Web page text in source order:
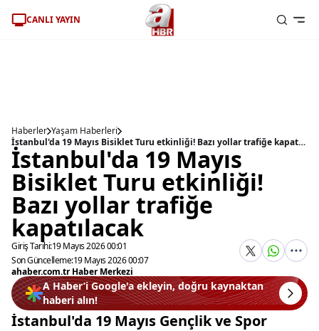
CANLI YAYIN
Haberler Yaşam Haberleri
İstanbul'da 19 Mayıs Bisiklet Turu etkinliği! Bazı yollar trafiğe kapatılacak
İstanbul'da 19 Mayıs
Bisiklet Turu etkinliği!
Bazı yollar trafiğe
kapatılacak
Giriş Tarihi:19 Mayıs 2026 00:01
Son Güncelleme:19 Mayıs 2026 00:07
ahaber.com.tr Haber Merkezi
A Haber’i Google'a ekleyin, doğru kaynaktan
haberi alın!
İstanbul'da 19 Mayıs Gençlik ve Spor